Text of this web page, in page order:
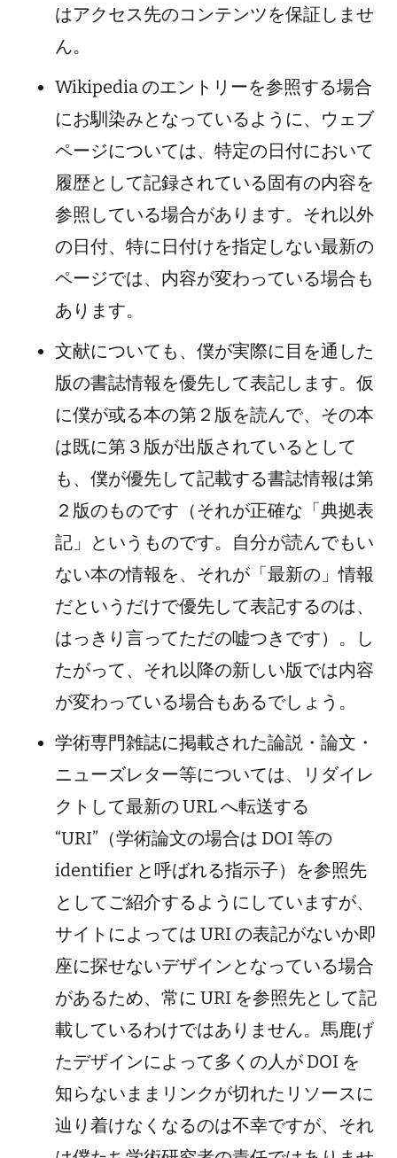
はアクセス先のコンテンツを保証しませ
ん。
Wikipedia のエントリーを参照する場合
にお馴染みとなっているように、ウェブ
ページについては、特定の日付において
履歴として記録されている固有の内容を
参照している場合があります。それ以外
の日付、特に日付けを指定しない最新の
ページでは、内容が変わっている場合も
あります。
文献についても、僕が実際に目を通した
版の書誌情報を優先して表記します。仮
に僕が或る本の第２版を読んで、その本
は既に第３版が出版されているとして
も、僕が優先して記載する書誌情報は第
２版のものです（それが正確な「典拠表
記」というものです。自分が読んでもい
ない本の情報を、それが「最新の」情報
だというだけで優先して表記するのは、
はっきり言ってただの嘘つきです）。し
たがって、それ以降の新しい版では内容
が変わっている場合もあるでしょう。
学術専門雑誌に掲載された論説・論文・
ニューズレター等については、リダイレ
クトして最新の URL へ転送する
“URI”（学術論文の場合は DOI 等の
identifier と呼ばれる指示子）を参照先
としてご紹介するようにしていますが、
サイトによっては URI の表記がないか即
座に探せないデザインとなっている場合
があるため、常に URI を参照先として記
載しているわけではありません。馬鹿げ
たデザインによって多くの人が DOI を
知らないままリンクが切れたリソースに
辿り着けなくなるのは不幸ですが、それ